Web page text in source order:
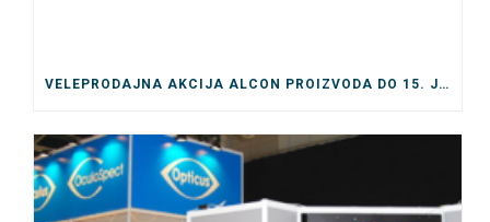
VELEPRODAJNA AKCIJA ALCON PROIZVODA DO 15. JULA